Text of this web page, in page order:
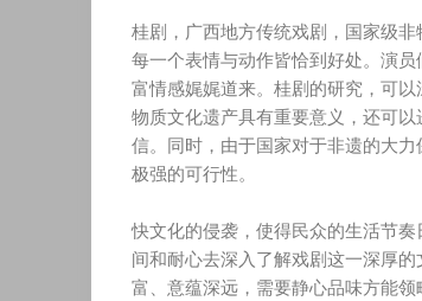
桂剧，广西地方传统戏剧，国家级
每一个表情与动作皆恰到好处。演
富情感娓娓道来。桂剧的研究，可
物质文化遗产具有重要意义，还可
信。同时，由于国家对于非遗的大
极强的可行性。
快文化的侵袭，使得民众的生活节
间和耐心去深入了解戏剧这一深厚
富、意蕴深远，需要静心品味方能